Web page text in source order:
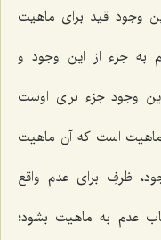
وجود قید برای ماهیت
به جزء از این وجود و
وجود جزء برای اوست
ماهیت است که آن ماهیت
ظرفِ برای عدم واقع
عدم به ماهیت بشود؛